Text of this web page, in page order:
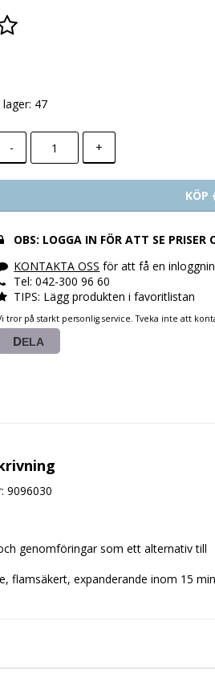
lager: 47
- +
KÖP
OBS: LOGGA IN FÖR ATT SE PRISER
KONTAKTA OSS för att få en
Tel: 042-300 96 60
TIPS: Lägg produkten i favoritlistan
tror på starkt personlig service. Tveka inte att
DELA
9096030
genomföringar som ett alternativ till